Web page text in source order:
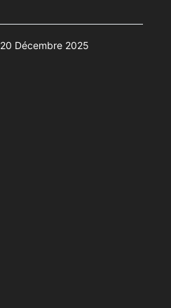
20 Décembre 2025